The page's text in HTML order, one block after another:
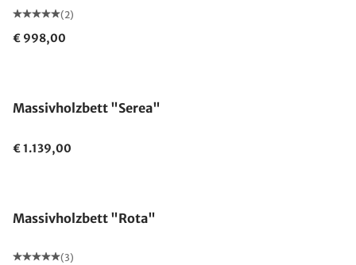
(2)
€ 998,00
Massivholzbett "Serea"
€ 1.139,00
Massivholzbett "Rota"
(3)